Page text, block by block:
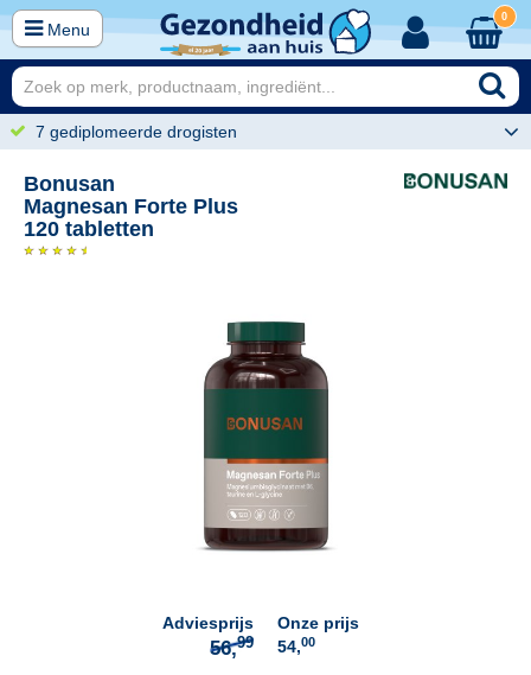
Menu
0
7 gediplomeerde drogisten
Bonusan
Magnesan Forte Plus
120 tabletten
Adviesprijs
99
Onze prijs
54,00